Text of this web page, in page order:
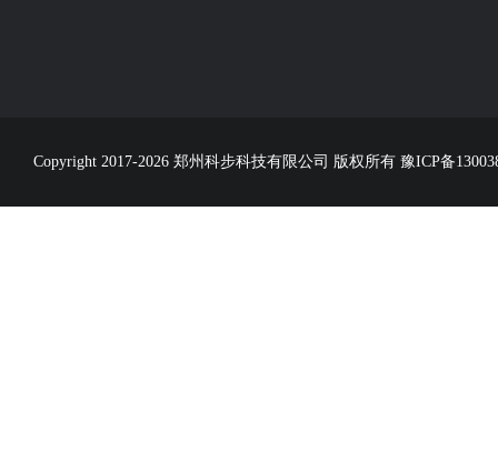
Copyright 2017-2026 郑州科步科技有限公司 版权所有 豫ICP备